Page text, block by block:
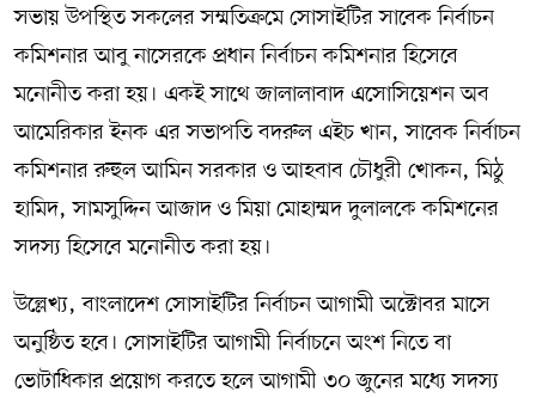
সভায় উপস্থিত সকলের সম্মতিক্রমে সোসাইটির সাবেক নির্বাচন
কমিশনার আবু নাসেরকে প্রধান নির্বাচন কমিশনার হিসেবে
মনোনীত করা হয়। একই সাথে জালালাবাদ এসোসিয়েশন অব
আমেরিকার ইনক এর সভাপতি বদরুল এইচ খান, সাবেক নির্বাচন
কমিশনার রুহুল আমিন সরকার ও আহবাব চৌধুরী খোকন, মিঠু
হামিদ, সামসুদ্দিন আজাদ ও মিয়া মোহাম্মদ দুলালকে কমিশনের
সদস্য হিসেবে মনোনীত করা হয়।
উল্লেখ্য, বাংলাদেশ সোসাইটির নির্বাচন আগামী অক্টোবর মাসে
অনুষ্ঠিত হবে। সোসাইটির আগামী নির্বাচনে অংশ নিতে বা
ভোটাধিকার প্রয়োগ করতে হলে আগামী ৩০ জুনের মধ্যে সদস্য